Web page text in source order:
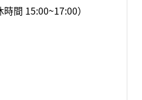
間 15:00~17:00）